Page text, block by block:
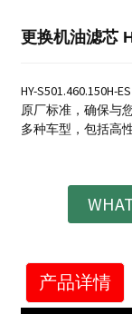
更换机油滤芯
HY-
原厂标准，确保与
多种车型，包括高
产品详情